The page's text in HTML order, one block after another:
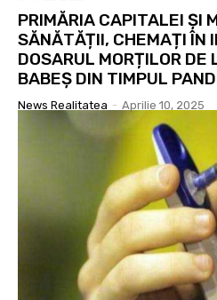
PRIMĂRIA CAPITALEI ȘI
SĂNĂTĂȚII, CHEMAȚI ÎN
DOSARUL MORȚILOR
BABEȘ DIN TIMPUL
News Realitatea - Aprilie 10, 2025